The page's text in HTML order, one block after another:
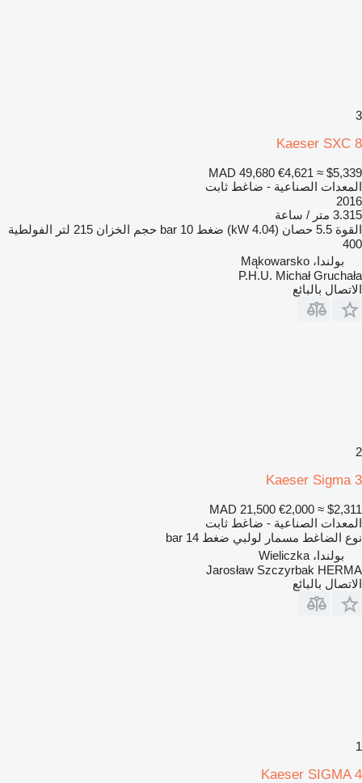
3
Kaeser SXC 8
MAD 49,680 €4,621 ≈ $5,339
المعدات الصناعية - ضاغط ثابت
2016
3.315 متر / ساعة
القوة 5.5 حصان (4.04 kW) ضغط 10 bar حجم الخزان 215 لتر
الفولطية
400
بولندا، Mąkowarsko
P.H.U. Michał Gruchała
الاتصال بالبائع
2
Kaeser Sigma 3
MAD 21,500 €2,000 ≈ $2,311
المعدات الصناعية - ضاغط ثابت
نوع الضاغط مسمار لولبي ضغط 14 bar
بولندا، Wieliczka
Jarosław Szczyrbak HERMA
الاتصال بالبائع
1
Kaeser SIGMA 4